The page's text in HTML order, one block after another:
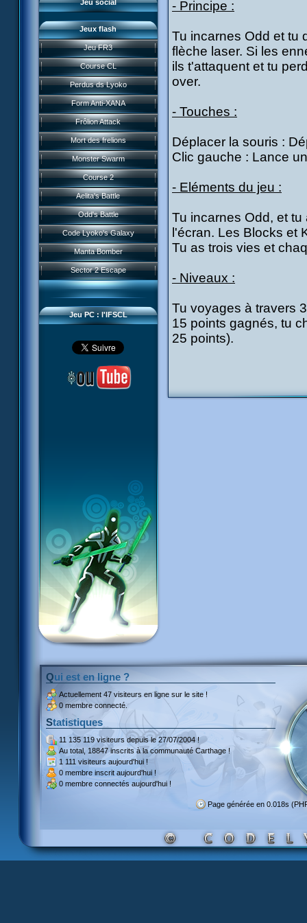
Jeu social
Jeux flash
Jeu FR3
Course CL
Perdus ds Lyoko
Form Anti-XANA
Frôlion Attack
Mort des frelions
Monster Swarm
Course 2
Aelita's Battle
Odd's Battle
Code Lyoko's Galaxy
Manta Bomber
Sector 2 Escape
Jeu PC : l'IFSCL
Présentation
News IFSCL
Le créateur
Médias
Questions fréquentes
Téléchargements
Réseau IFSCL
- Principe :
Tu incarnes Odd et tu
flèche laser. Si les
ils t'attaquent et tu
over.
- Touches :
Déplacer la souris :
Clic gauche : Lance
- Eléments du jeu :
Tu incarnes Odd, et
l'écran. Les Blocks et
Tu as trois vies et
- Niveaux :
Tu voyages à travers
15 points gagnés, tu
25 points).
Qui est en ligne ?
Actuellement 47 visiteurs en ligne sur le site !
0 membre connecté.
Statistiques
11 135 119 visiteurs depuis le 27/07/2004 !
Au total, 18847 inscritsà la communauté Carthage !
1 111 visiteurs aujourd'hui !
0 membre inscrit aujourd'hui !
0 membre connectés aujourd'hui !
Page générée en 0.018s